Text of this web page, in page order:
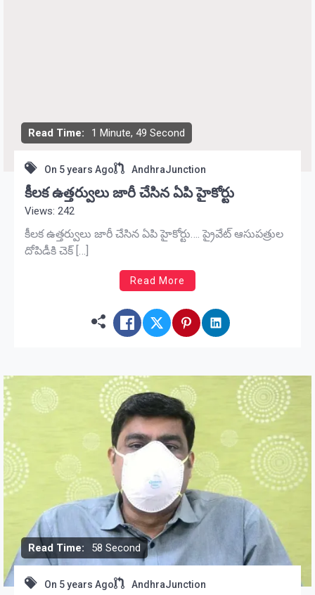
Read Time: 1 Minute, 49 Second
On 5 years Ago AndhraJunction
కీలక ఉత్తర్వులు జారీ చేసిన ఏపి హైకోర్టు
Views: 242
కీలక ఉత్తర్వులు జారీ చేసిన ఏపి హైకోర్టు…. ప్రైవేట్ ఆసుపత్రుల
దోపిడీకి చెక్ […]
Read More
Read Time: 58 Second
On 5 years Ago AndhraJunction